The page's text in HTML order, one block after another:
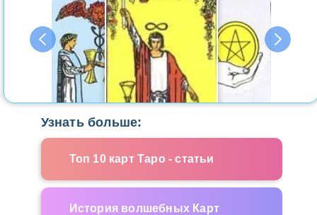
Узнать больше:
Топ 10 карт Таро - статьи
История волшебных Карт